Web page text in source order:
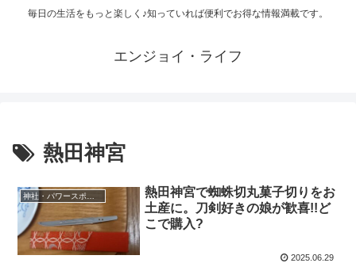
毎日の生活をもっと楽しく♪知っていれば便利でお得な情報満載です。
エンジョイ・ライフ
熱田神宮
熱田神宮で蜘蛛切丸菓子切りをお
土産に。刀剣好きの娘が歓喜!!ど
こで購入?
2025.06.29